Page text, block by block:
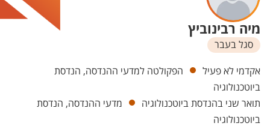
מיה רבינוביץ
סגל בעבר
יחידות
אקדמי לא פעיל
הפקולטה למדעי ההנדסה, הנדסת
ביוטכנולוגיה
תואר שני בהנדסת ביוטכנולוגיה
מדעי ההנדסה, הנדסת
ביוטכנולוגיה